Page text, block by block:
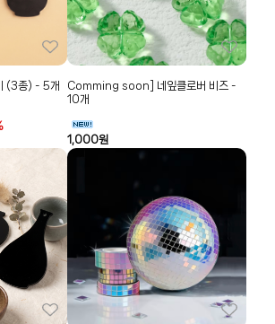
(3종) - 5개
Comming soon] 네잎클로버 비즈 -
10개
1,000원